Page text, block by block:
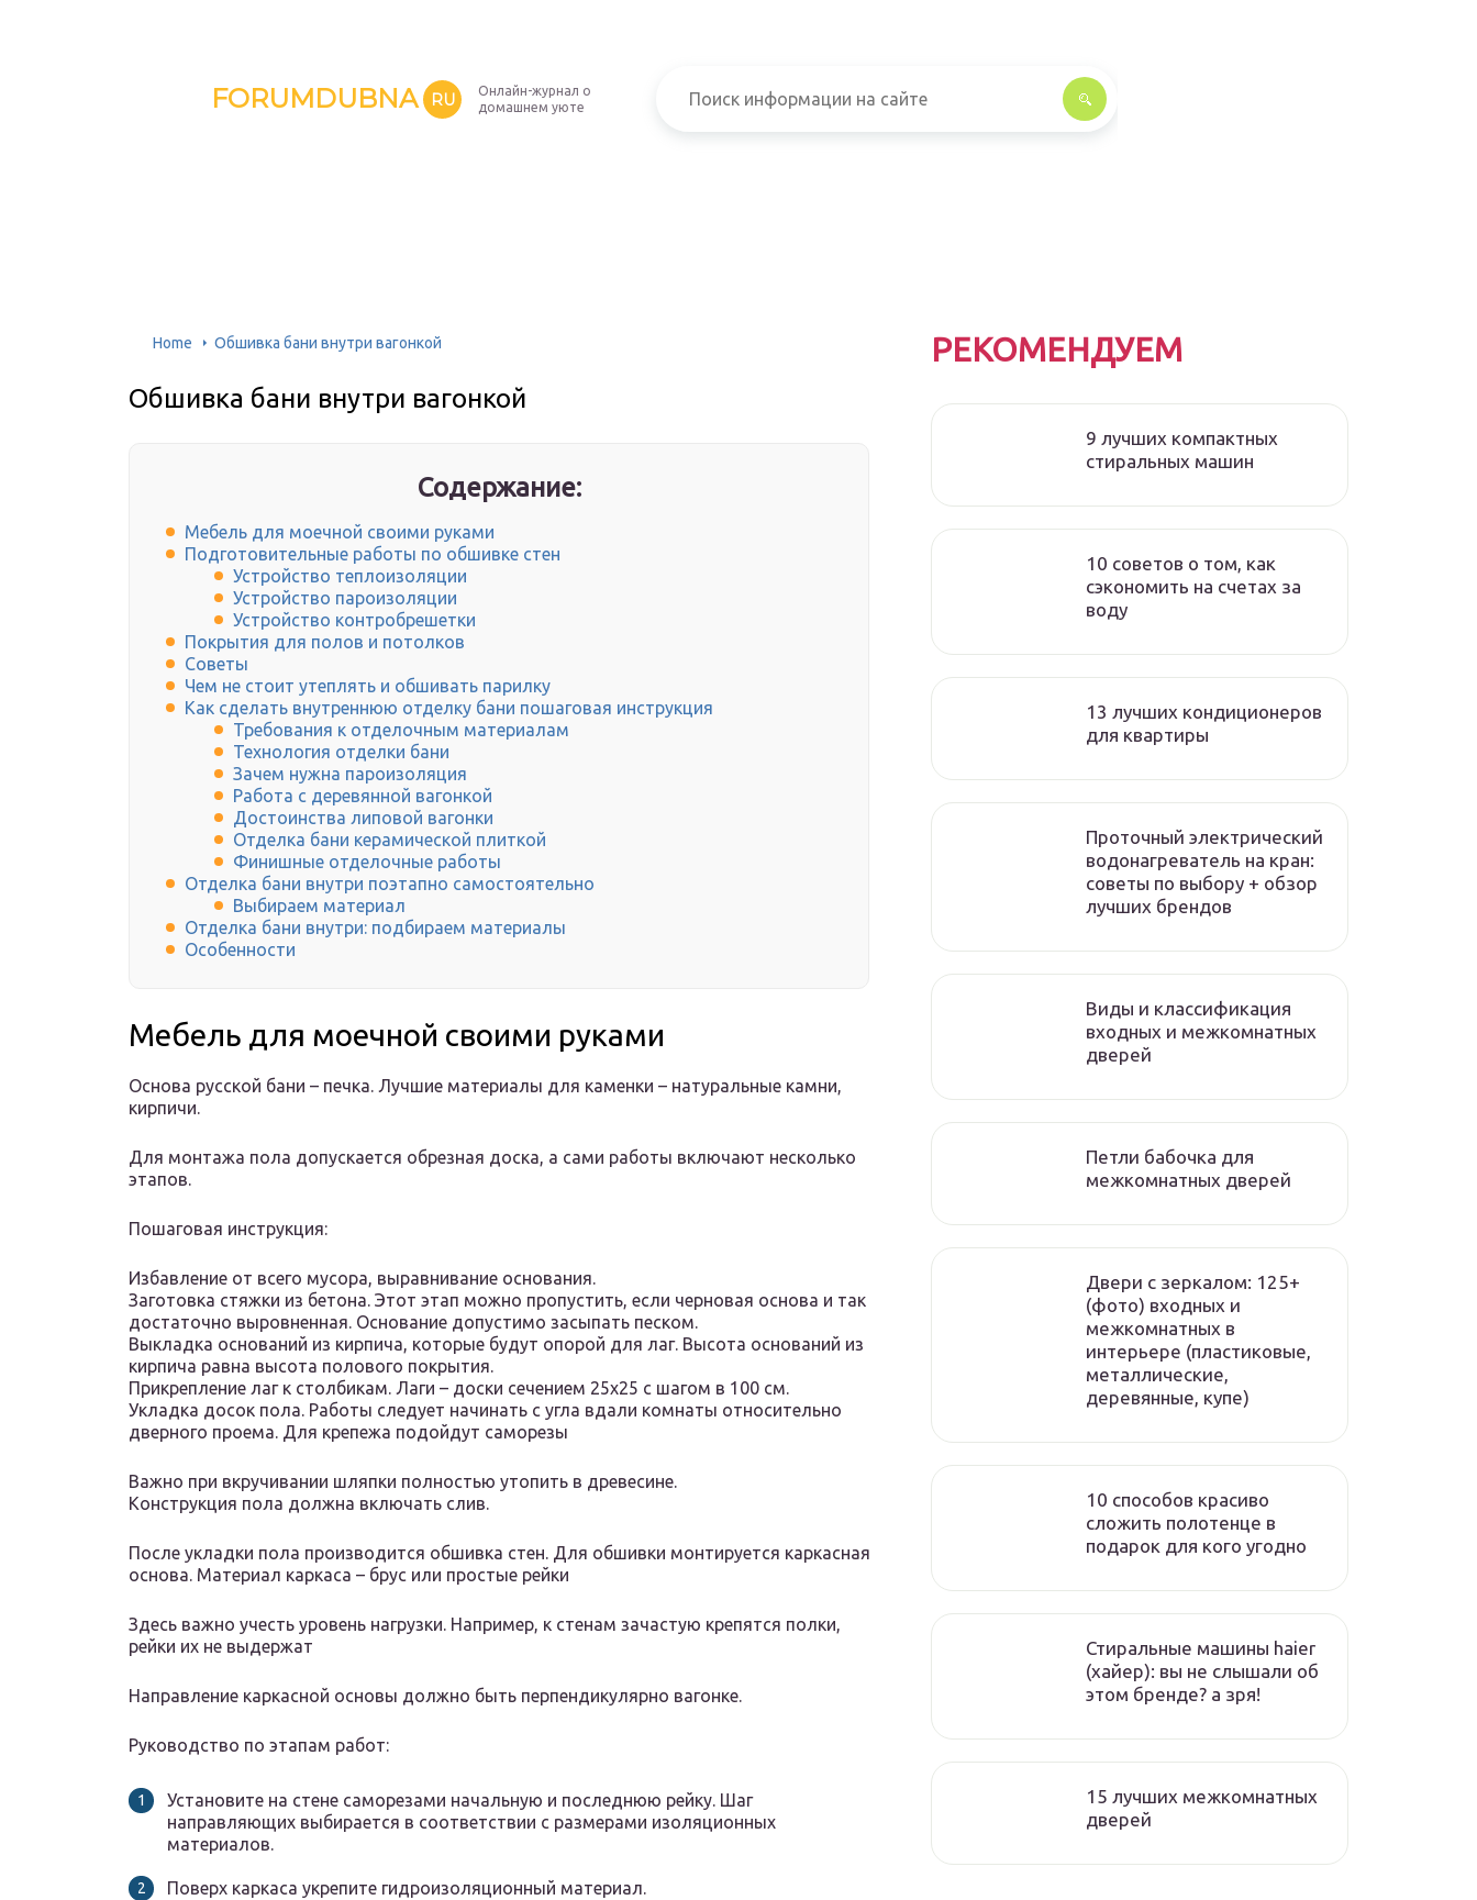
FORUMDUBNA RU
Онлайн-журнал о
домашнем уюте
Home Обшивка бани внутри вагонкой
Обшивка бани внутри вагонкой
Содержание:
Мебель для моечной своими руками
Подготовительные работы по обшивке стен
Устройство теплоизоляции
Устройство пароизоляции
Устройство контробрешетки
Покрытия для полов и потолков
Советы
Чем не стоит утеплять и обшивать парилку
Как сделать внутреннюю отделку бани пошаговая инструкция
Требования к отделочным материалам
Технология отделки бани
Зачем нужна пароизоляция
Работа с деревянной вагонкой
Достоинства липовой вагонки
Отделка бани керамической плиткой
Финишные отделочные работы
Отделка бани внутри поэтапно самостоятельно
Выбираем материал
Отделка бани внутри: подбираем материалы
Особенности
Мебель для моечной своими руками
Основа русской бани – печка. Лучшие материалы для каменки – натуральные камни,
кирпичи.
Для монтажа пола допускается обрезная доска, а сами работы включают несколько
этапов.
Пошаговая инструкция:
Избавление от всего мусора, выравнивание основания.
Заготовка стяжки из бетона. Этот этап можно пропустить, если черновая основа и так
достаточно выровненная. Основание допустимо засыпать песком.
Выкладка оснований из кирпича, которые будут опорой для лаг. Высота оснований из
кирпича равна высота полового покрытия.
Прикрепление лаг к столбикам. Лаги – доски сечением 25х25 с шагом в 100 см.
Укладка досок пола. Работы следует начинать с угла вдали комнаты относительно
дверного проема. Для крепежа подойдут саморезы
Важно при вкручивании шляпки полностью утопить в древесине.
Конструкция пола должна включать слив.
После укладки пола производится обшивка стен. Для обшивки монтируется каркасная
основа. Материал каркаса – брус или простые рейки
Здесь важно учесть уровень нагрузки. Например, к стенам зачастую крепятся полки,
рейки их не выдержат
Направление каркасной основы должно быть перпендикулярно вагонке.
Руководство по этапам работ:
Установите на стене саморезами начальную и последнюю рейку. Шаг
направляющих выбирается в соответствии с размерами изоляционных
материалов.
Поверх каркаса укрепите гидроизоляционный материал.
РЕКОМЕНДУЕМ
9 лучших компактных
стиральных машин
10 советов о том, как
сэкономить на счетах за
воду
13 лучших кондиционеров
для квартиры
Проточный электрический
водонагреватель на кран:
советы по выбору + обзор
лучших брендов
Виды и классификация
входных и межкомнатных
дверей
Петли бабочка для
межкомнатных дверей
Двери с зеркалом: 125+
(фото) входных и
межкомнатных в
интерьере (пластиковые,
металлические,
деревянные, купе)
10 способов красиво
сложить полотенце в
подарок для кого угодно
Стиральные машины haier
(хайер): вы не слышали об
этом бренде? а зря!
15 лучших межкомнатных
дверей